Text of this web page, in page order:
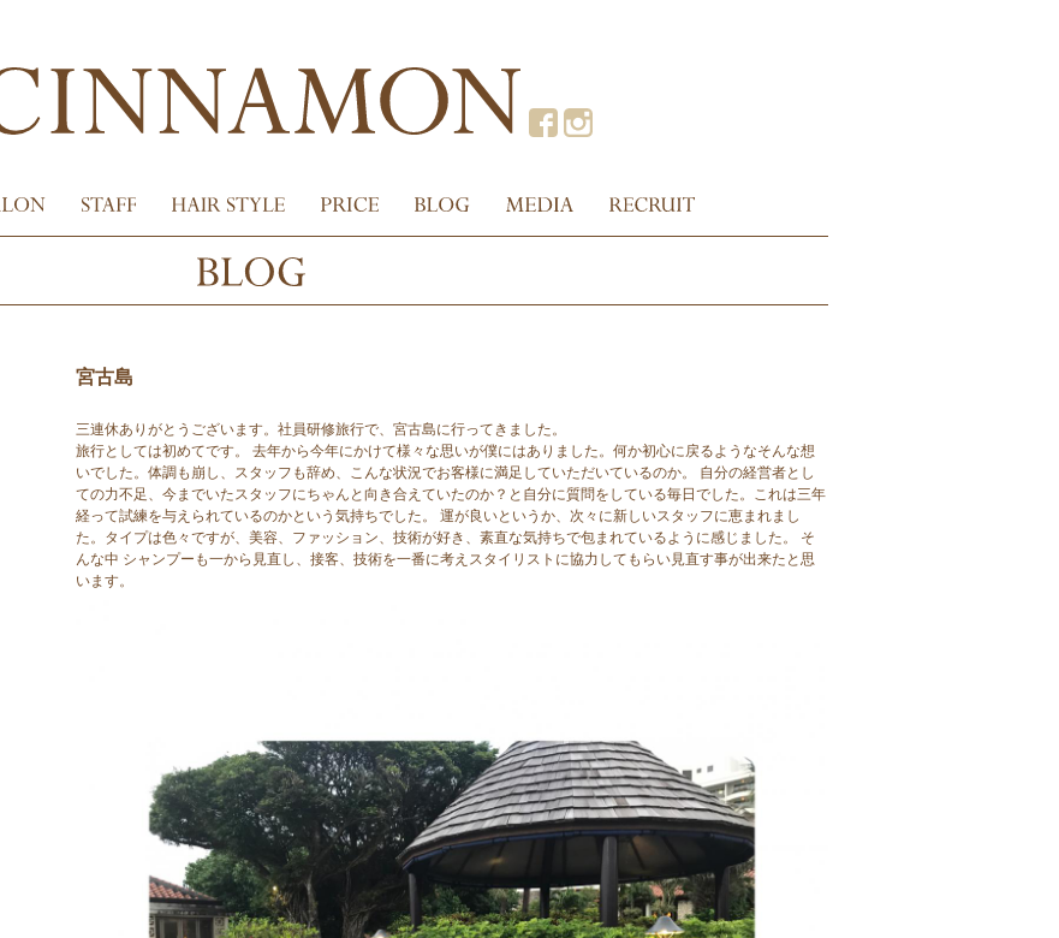
宮古島
三連休ありがとうございます。社員研修旅行で、宮古島に行ってきました。
旅行としては初めてです。 去年から今年にかけて様々な思いが僕にはありました。何か初心に戻るようなそんな想
いでした。体調も崩し、スタッフも辞め、こんな状況でお客様に満足していただいているのか。 自分の経営者とし
ての力不足、今までいたスタッフにちゃんと向き合えていたのか？と自分に質問をしている毎日でした。これは三年
経って試練を与えられているのかという気持ちでした。 運が良いというか、次々に新しいスタッフに恵まれまし
た。タイプは色々ですが、美容、ファッション、技術が好き、素直な気持ちで包まれているように感じました。 そ
んな中 シャンプーも一から見直し、接客、技術を一番に考えスタイリストに協力してもらい見直す事が出来たと思
います。